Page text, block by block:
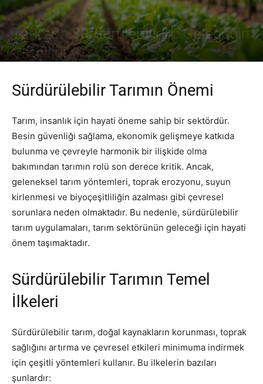
Tarımda Sürdürülebilirlik: Geleceğin
Çiftçiliği
Sürdürülebilir Tarımın Önemi
Tarım, insanlık için hayati öneme sahip bir sektördür.
Besin güvenliği sağlama, ekonomik gelişmeye katkıda
bulunma ve çevreyle harmonik bir ilişkide olma
bakımından tarımın rolü son derece kritik. Ancak,
geleneksel tarım yöntemleri, toprak erozyonu, suyun
kirlenmesi ve biyoçeşitliliğin azalması gibi çevresel
sorunlara neden olmaktadır. Bu nedenle, sürdürülebilir
tarım uygulamaları, tarım sektörünün geleceği için hayati
önem taşımaktadır.
Sürdürülebilir Tarımın Temel
İlkeleri
Sürdürülebilir tarım, doğal kaynakların korunması, toprak
sağlığını artırma ve çevresel etkileri minimuma indirmek
için çeşitli yöntemleri kullanır. Bu ilkelerin bazıları
şunlardır: